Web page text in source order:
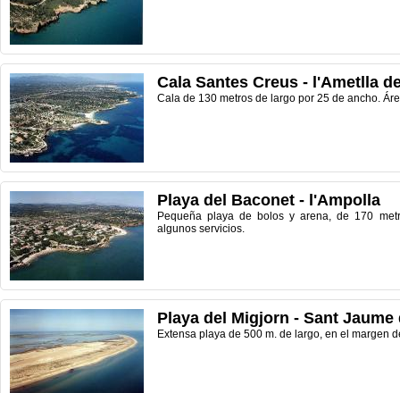
Cala Santes Creus - l'Ametlla
Cala de 130 metros de largo por 25 de ancho.
Playa del Baconet - l'Ampolla
Pequeña playa de bolos y arena, de 170
algunos servicios.
Playa del Migjorn - Sant Jaume
Extensa playa de 500 m. de largo, en el margen